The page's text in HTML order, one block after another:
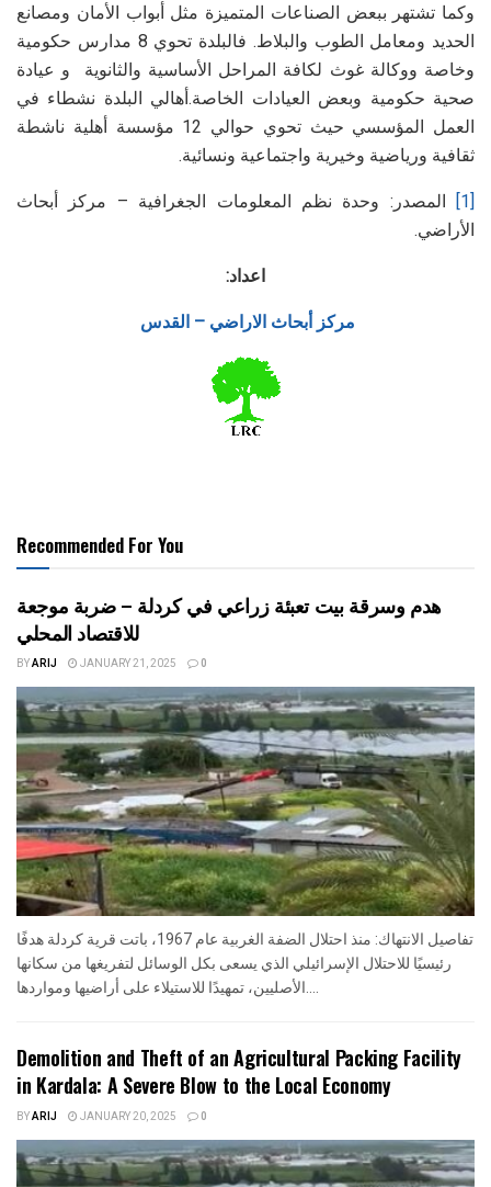
وكما تشتهر ببعض الصناعات المتميزة مثل أبواب الأمان ومصانع
الحديد ومعامل الطوب والبلاط. فالبلدة تحوي 8 مدارس حكومية
وخاصة ووكالة غوث لكافة المراحل الأساسية والثانوية و عيادة
صحية حكومية وبعض العيادات الخاصة.أهالي البلدة نشطاء في
العمل المؤسسي حيث تحوي حوالي 12 مؤسسة أهلية ناشطة
ثقافية ورياضية وخيرية واجتماعية ونسائية.
[1]
المصدر: وحدة نظم المعلومات الجغرافية – مركز أبحاث
الأراضي.
اعداد:
مركز أبحاث الاراضي – القدس
Recommended For You
هدم وسرقة بيت تعبئة زراعي في كردلة – ضربة موجعة
للاقتصاد المحلي
BYARIJ JANUARY 21, 2025 0
تفاصيل الانتهاك: منذ احتلال الضفة الغربية عام 1967، باتت قرية كردلة هدفًا
رئيسيًا للاحتلال الإسرائيلي الذي يسعى بكل الوسائل لتفريغها من سكانها
Demolition and Theft of an Agricultural Packing Facility
in Kardala: A Severe Blow to the Local Economy
BYARIJ JANUARY 20, 2025 0